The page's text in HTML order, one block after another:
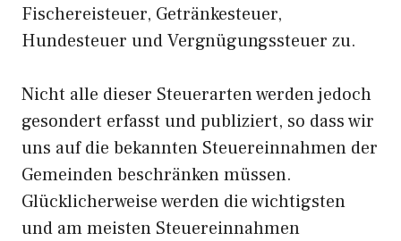
Fischereisteuer, Getränkesteuer,
Hundesteuer und Vergnügungssteuer zu.
Nicht alle dieser Steuerarten werden jedoch
gesondert erfasst und publiziert, so dass wir
uns auf die bekannten Steuereinnahmen der
Gemeinden beschränken müssen.
Glücklicherweise werden die wichtigsten
und am meisten Steuereinnahmen